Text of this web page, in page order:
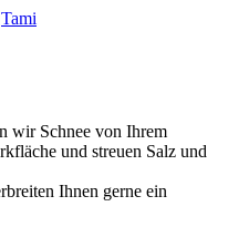
Tami
wir Schnee von Ihrem
und streuen Salz und
Ihnen gerne ein